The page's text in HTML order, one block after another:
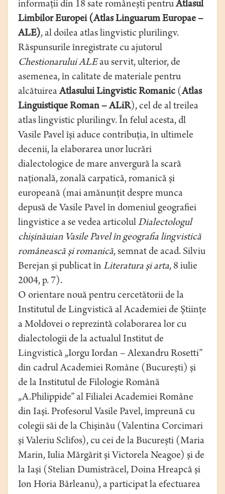
informaţii din 18 sate româneşti pentruAtlasul
Limbilor Europei (Atlas Linguarum Europae –
ALE), al doilea atlas lingvistic plurilingv.
Răspunsurile înregistrate cu ajutorul
ChestionaruluiALEau servit, ulterior, de
asemenea, în calitate de materiale pentru
alcătuireaAtlasului Lingvistic Romanic (Atlas
Linguistique Roman – ALiR), cel de al treilea
atlas lingvistic plurilingv. În felul acesta, dl
Vasile Pavel îşi aduce contribuţia, în ultimele
decenii, la elaborarea unor lucrări
dialectologice de mare anvergură la scară
naţională, zonală carpatică, romanică şi
europeană (mai amănunţit despre munca
depusă de Vasile Pavel în domeniul geografiei
lingvistice a se vedea articolulDialectologul
chişinăuian Vasile Pavel în geografia lingvistică
românească şi romanică, semnat de acad. Silviu
Berejan şi publicat în Literatura şi arta, 8 iulie
2004, p. 7).
O orientare nouă pentru cercetătorii de la
Institutul de Lingvistică al Academiei de Ştiinţe
a Moldovei o reprezintă colaborarea lor cu
dialectologii de la actualul Institut de
Lingvistică „Iorgu Iordan – Alexandru Rosetti”
din cadrul Academiei Române (Bucureşti) şi
de la Institutul de Filologie Română
„A.Philippide” al Filialei Academiei Române
din Iaşi. Profesorul Vasile Pavel, împreună cu
colegii săi de la Chişinău (Valentina Corcimari
şi Valeriu Sclifos), cu cei de la Bucureşti (Maria
Marin, Iulia Mărgărit şi Victorela Neagoe) şi de
la Iaşi (Stelian Dumistrăcel, Doina Hreapcă şi
Ion Horia Bârleanu), a participat la efectuarea